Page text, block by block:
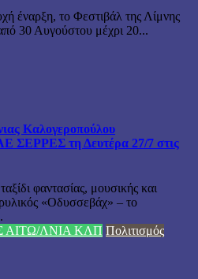
έναρξη, το Φεστιβάλ της Λίμνης
30 Αυγούστου μέχρι 20...
Καλογεροπούλου
τη Δευτέρα 27/7 στις
φαντασίας, μουσικής και
«Οδυσσεβάχ» – το
ΑΙΤΩ/ΛΝΙΑ ΚΛΠ Πολιτισμός